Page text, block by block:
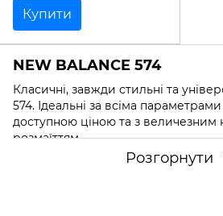
Купити
NEW BALANCE 574
Класичні, завжди стильні та
574. Ідеальні за всіма
доступною ціною та з величезним
розмаїттям.
45% опитаних користувачів
Розгорнути